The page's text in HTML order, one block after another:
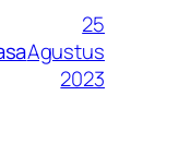
25
Agustus
2023